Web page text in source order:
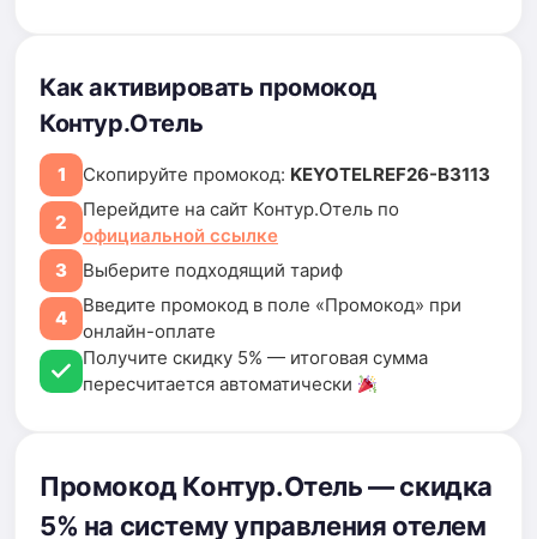
Как активировать промокод
Контур.Отель
1 Скопируйте промокод: KEYOTELREF26-B3113
2
Перейдите на сайт Контур.Отель по
официальной ссылке
3
Выберите подходящий тариф
4
Введите промокод в поле «Промокод» при
онлайн-оплате
Получите скидку 5% — итоговая сумма
пересчитается автоматически
Промокод Контур.Отель — скидка
5% на систему управления отелем